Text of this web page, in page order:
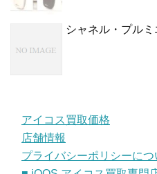
シャネル・プルミ
アイコス買取価格
店舗情報
プライバシーポリシーにつ